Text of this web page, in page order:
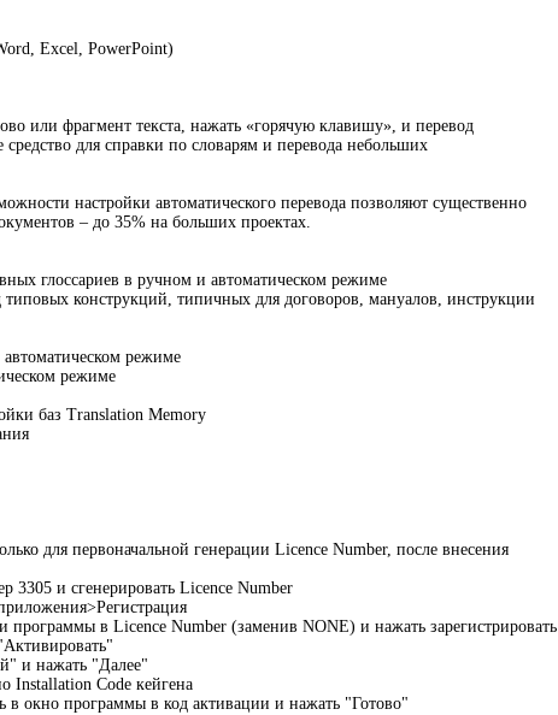
Excel, PowerPoint)
или фрагмент текста, нажать «горячую клавишу», и перевод
для справки по словарям и перевода небольших
настройки автоматического перевода позволяют существенно
– до 35% на больших проектах.
глоссариев в ручном и автоматическом режиме
типовых конструкций, типичных для договоров, мануалов, инструкции
режиме
режиме
баз Translation Memory
для первоначальной генерации Licence Number, после внесения
и сгенерировать Licence Number
программы в Licence Number (заменив NONE) и нажать зарегистрировать
и нажать "Далее"
Installation Code кейгена
окно программы в код активации и нажать "Готово"